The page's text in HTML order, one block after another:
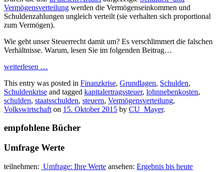
Vermögensverteilung werden die Vermögenseinkommen und
Schuldenzahlungen ungleich verteilt (sie verhalten sich proportional
zum Vermögen).
Wie geht unser Steuerrecht damit um? Es verschlimmert die falschen
Verhältnisse. Warum, lesen Sie im folgenden Beitrag…
weiterlesen …
This entry was posted in Finanzkrise, Grundlagen, Schulden,
Schuldenkrise and tagged kapitalertragssteuer, lohnnebenkosten,
schulden, staatsschulden, steuern, Vermögensverteilung,
Volkswirtschaft on 15. Oktober 2015 by CU_Mayer.
empfohlene Bücher
Umfrage Werte
teilnehmen: Umfrage: Ihre Werte ansehen: Ergebnis bis heute